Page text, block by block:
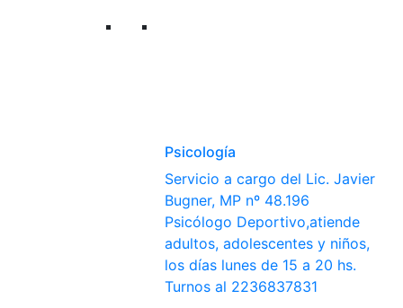
Psicología
Servicio a cargo del Lic. Javier
Bugner, MP nº 48.196
Psicólogo Deportivo,atiende
adultos, adolescentes y niños,
los días lunes de 15 a 20 hs.
Turnos al 2236837831